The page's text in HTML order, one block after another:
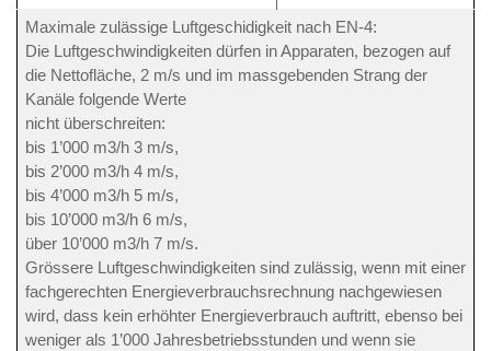
Maximale zulässige Luftgeschidigkeit nach EN-4:
Die Luftgeschwindigkeiten dürfen in Apparaten, bezogen auf
die Nettofläche, 2 m/s und im massgebenden Strang der
Kanäle folgende Werte
nicht überschreiten:
bis 1’000 m3/h 3 m/s,
bis 2’000 m3/h 4 m/s,
bis 4’000 m3/h 5 m/s,
bis 10’000 m3/h 6 m/s,
über 10’000 m3/h 7 m/s.
Grössere Luftgeschwindigkeiten sind zulässig, wenn mit einer
fachgerechten Energieverbrauchsrechnung nachgewiesen
wird, dass kein erhöhter Energieverbrauch auftritt, ebenso bei
weniger als 1’000 Jahresbetriebsstunden und wenn sie